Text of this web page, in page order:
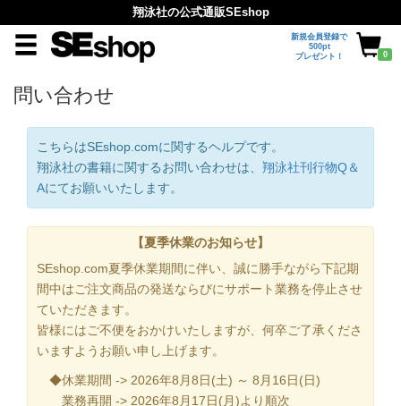
翔泳社の公式通販SEshop
新規会員登録で
500pt
プレゼント！
0
問い合わせ
こちらはSEshop.comに関するヘルプです。
翔泳社の書籍に関するお問い合わせは、 翔泳社刊行物Q＆
Aにてお願いいたします。
【夏季休業のお知らせ】
SEshop.com夏季休業期間に伴い、誠に勝手ながら下記期
間中はご注文商品の発送ならびにサポート業務を停止させ
ていただきます。
皆様にはご不便をおかけいたしますが、何卒ご了承くださ
いますようお願い申し上げます。
◆休業期間 -> 2026年8月8日(土) ～ 8月16日(日)
業務再開 -> 2026年8月17日(月)より順次